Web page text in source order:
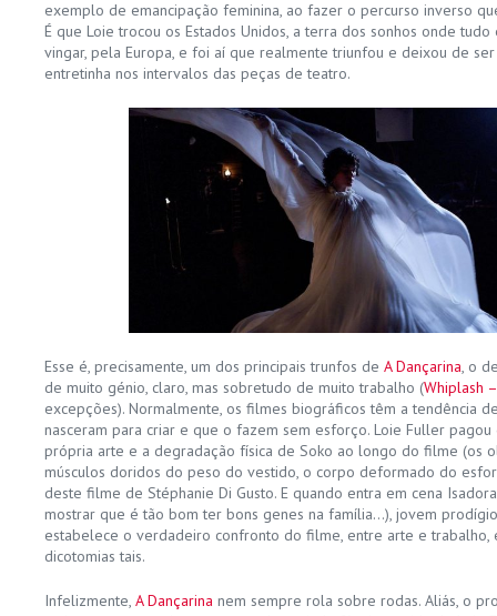
exemplo de emancipação feminina, ao fazer o percurso inverso
É que Loie trocou os Estados Unidos, a terra dos sonhos onde
vingar, pela Europa, e foi aí que realmente triunfou e deixou de
entretinha nos intervalos das peças de teatro.
Esse é, precisamente, um dos principais trunfos de A Dançarina, o
de muito génio, claro, mas sobretudo de muito trabalho (Whiplash
excepções). Normalmente, os filmes biográficos têm a tendência
nasceram para criar e que o fazem sem esforço. Loie Fuller
própria arte e a degradação física de Soko ao longo do filme (os
músculos doridos do peso do vestido, o corpo deformado do
deste filme de Stéphanie Di Gusto. E quando entra em cena
mostrar que é tão bom ter bons genes na família…), jovem
estabelece o verdadeiro confronto do filme, entre arte e trabalho,
dicotomias tais.
Infelizmente, A Dançarina nem sempre rola sobre rodas. Aliás, o